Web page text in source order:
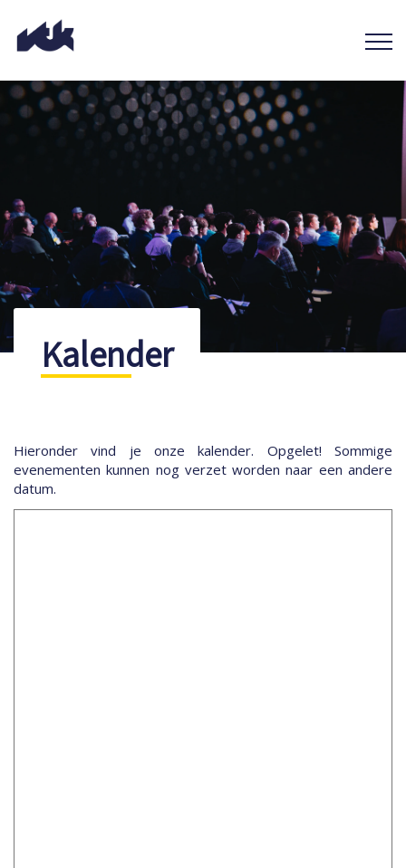
Kalender
Hieronder vind je onze kalender. Opgelet! Sommige
evenementen kunnen nog verzet worden naar een andere
datum.